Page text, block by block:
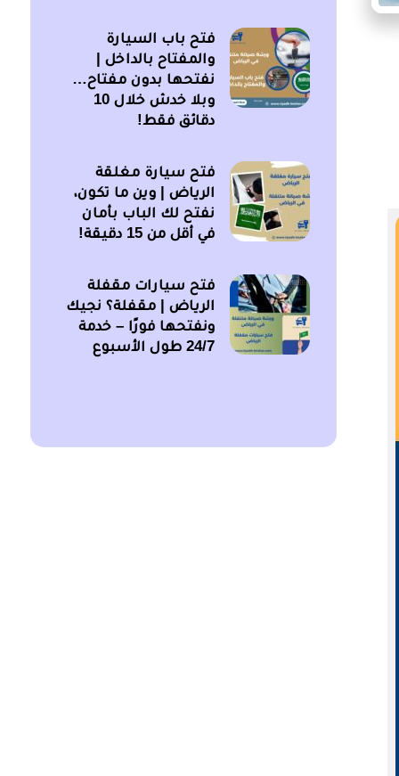
فتح باب السيارة
والمفتاح بالداخل |
نفتحها بدون مفتاح…
وبلا خدش خلال 10
دقائق فقط!
فتح سيارة مغلقة
الرياض | وين ما تكون،
نفتح لك الباب بأمان
في أقل من 15 دقيقة!
فتح سيارات مقفلة
الرياض | مقفلة؟ نجيك
ونفتحها فورًا – خدمة
24/7 طول الأسبوع